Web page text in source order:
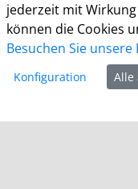
Die allgemeinen
(telefonische
Montag bis
Impressum
jederzeit mit
können die Cookies
Besuchen Sie
Konfiguration Alle